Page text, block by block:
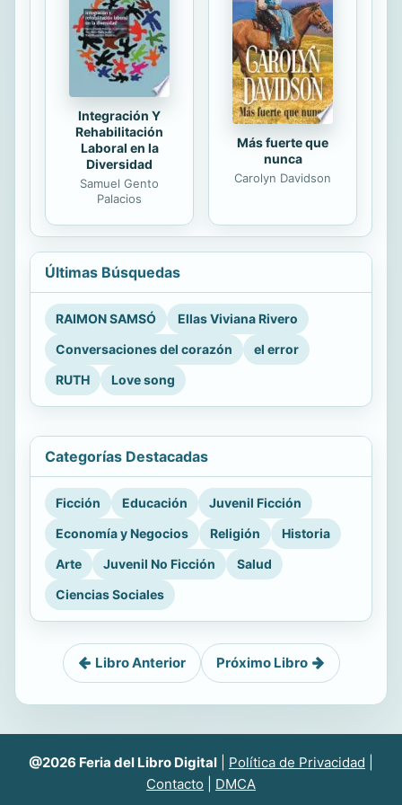
Integración Y
Rehabilitación
Laboral en la
Diversidad
Samuel Gento
Palacios
Más fuerte que
nunca
Carolyn Davidson
Últimas Búsquedas
RAIMON SAMSÓ
Ellas Viviana Rivero
Conversaciones del corazón
el error
RUTH
Love song
Categorías Destacadas
Ficción Educación
Juvenil Ficción
Economía y Negocios
Religión
Historia
Arte
Juvenil No Ficción
Salud
Ciencias Sociales
Libro Anterior Próximo Libro
@2026 Feria del Libro Digital Política de Privacidad
Contacto
DMCA